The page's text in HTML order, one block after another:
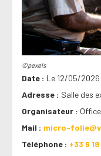
©pexels
Date
Le 12/05/
Adresse
Salle des
Organisateur
Mail
micro-
Téléphone
+33 6